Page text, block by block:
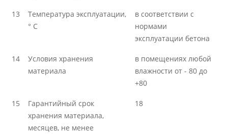
13
Температура эксплуатации,
° С
в соответствии с
нормами
эксплуатации бетона
14
Условия хранения
материала
в помещениях любой
влажности от - 80 до
+80
15
Гарантийный срок
хранения материала,
месяцев, не менее
18